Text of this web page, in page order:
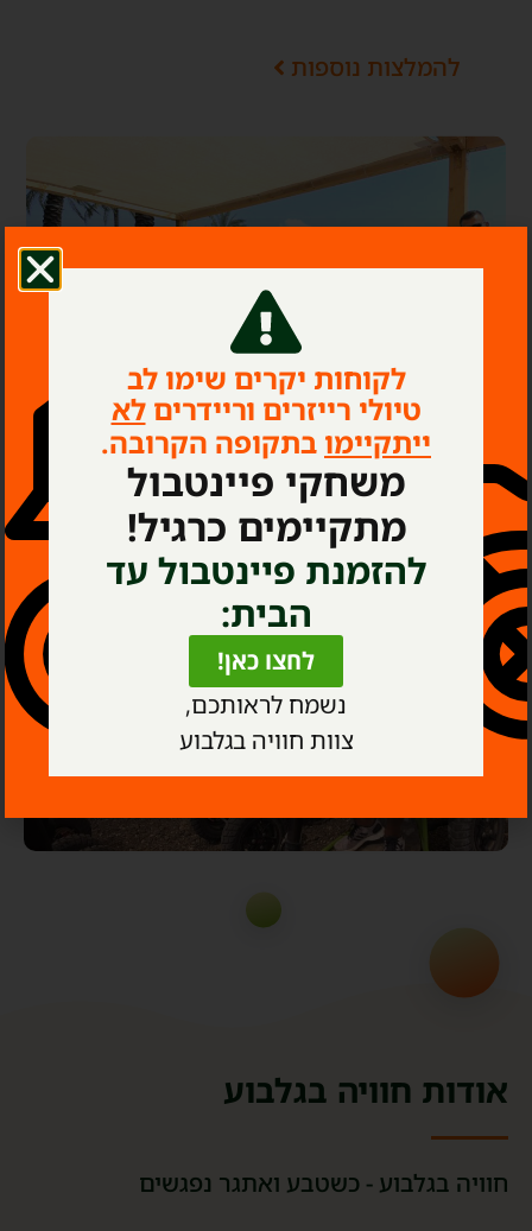
להמלצות נוספות
אודות חוויה בגלבוע
חוויה בגלבוע - כשטבע ואתגר נפגשים